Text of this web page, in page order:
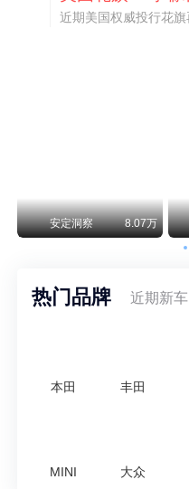
安定洞察 8.07万
热门品牌 近期新车
本田 丰田
MINI 大众